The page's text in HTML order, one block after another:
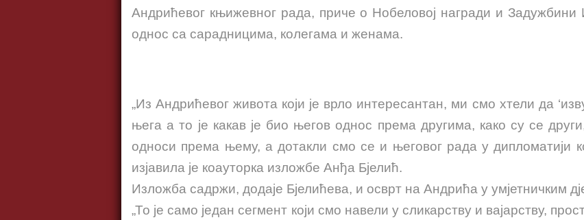
Андрићевог књижевног рада, приче о Нобеловој награди и
однос са сарадницима, колегама и женама.
„Из Андрићевог живота који је врло интересантан, ми смо хтели да
њега а то је какав је био његов однос према другима, како су се
односи према њему, а дотакли смо се и његовог рада у дипломатији
изјавила је коауторка изложбе Анђа Бјелић.
Изложба садржи, додаје Бјелићева, и осврт на Андрића у умјетничким
„То је само један сегмент који смо навели у сликарству и вајарству,